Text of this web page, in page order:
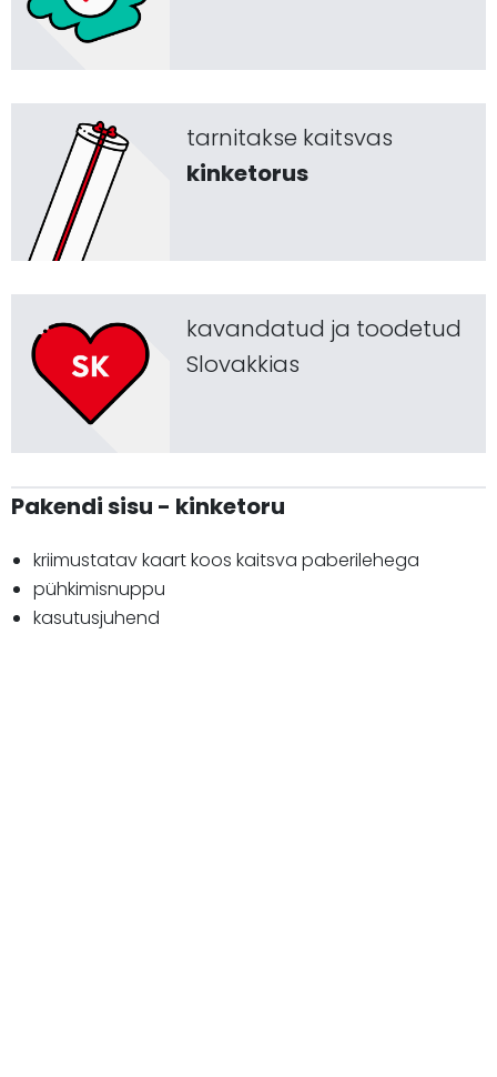
tarnitakse kaitsvas
kinketorus
kavandatud ja toodetud
Slovakkias
Pakendi sisu - kinketoru
kriimustatav kaart koos kaitsva paberilehega
pühkimisnuppu
kasutusjuhend